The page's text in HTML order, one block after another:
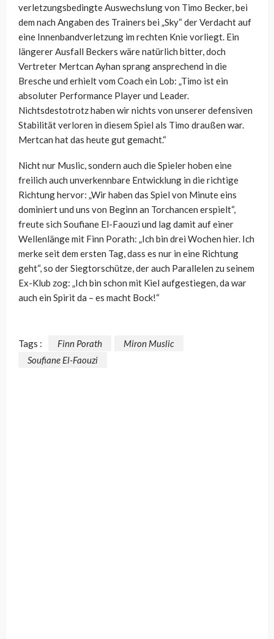
verletzungsbedingte Auswechslung von Timo Becker, bei
dem nach Angaben des Trainers bei „Sky“ der Verdacht auf
eine Innenbandverletzung im rechten Knie vorliegt. Ein
längerer Ausfall Beckers wäre natürlich bitter, doch
Vertreter Mertcan Ayhan sprang ansprechend in die
Bresche und erhielt vom Coach ein Lob: „Timo ist ein
absoluter Performance Player und Leader.
Nichtsdestotrotz haben wir nichts von unserer defensiven
Stabilität verloren in diesem Spiel als Timo draußen war.
Mertcan hat das heute gut gemacht.“
Nicht nur Muslic, sondern auch die Spieler hoben eine
freilich auch unverkennbare Entwicklung in die richtige
Richtung hervor: „Wir haben das Spiel von Minute eins
dominiert und uns von Beginn an Torchancen erspielt“,
freute sich Soufiane El-Faouzi und lag damit auf einer
Wellenlänge mit Finn Porath: „Ich bin drei Wochen hier. Ich
merke seit dem ersten Tag, dass es nur in eine Richtung
geht“, so der Siegtorschütze, der auch Parallelen zu seinem
Ex-Klub zog: „Ich bin schon mit Kiel aufgestiegen, da war
auch ein Spirit da – es macht Bock!“
Tags : Finn Porath
Miron Muslic
Soufiane El-Faouzi